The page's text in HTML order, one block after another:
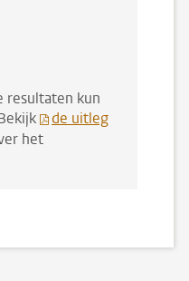
resultaten kun
de uitleg
het